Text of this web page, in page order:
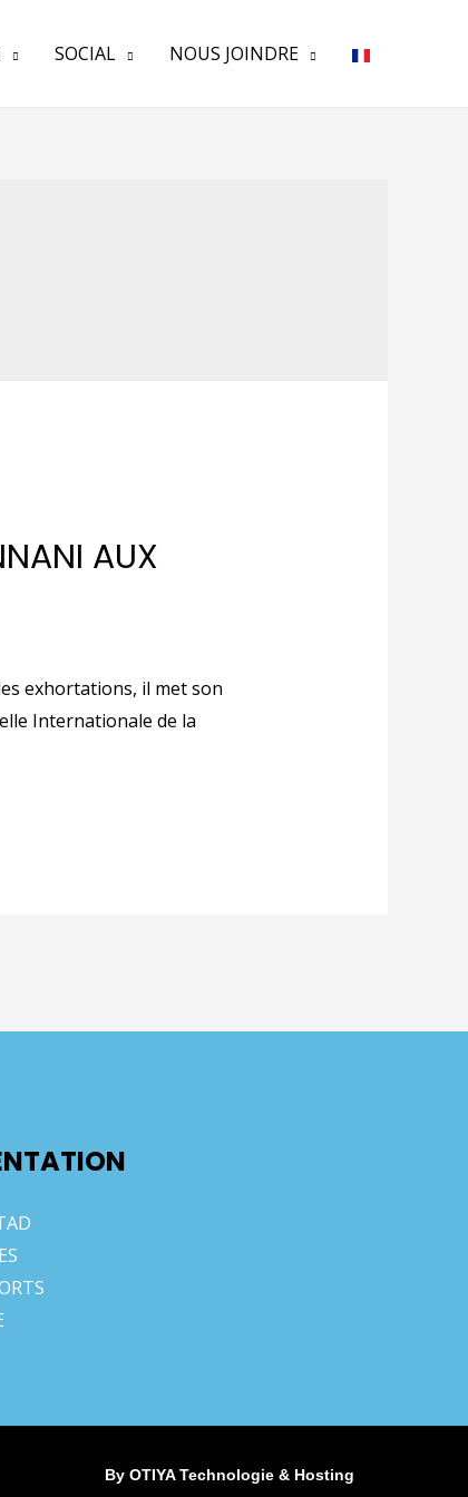
SOCIAL NOUS JOINDRE
AUX
exhortations, il met son
Internationale de la
By OTIYA Technologie & Hosting